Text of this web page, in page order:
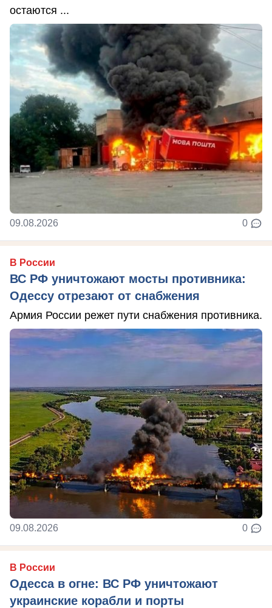
остаются ...
09.08.2026 0
В России
ВС РФ уничтожают мосты противника:
Одессу отрезают от снабжения
Армия России режет пути снабжения противника.
09.08.2026 0
В России
Одесса в огне: ВС РФ уничтожают
украинские корабли и порты